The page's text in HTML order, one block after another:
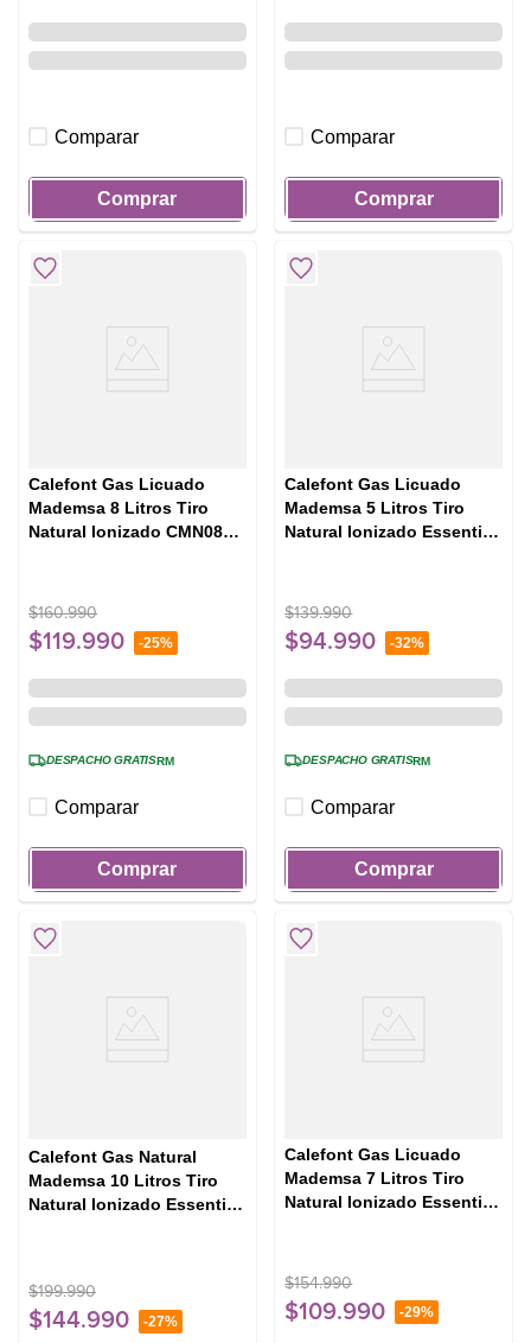
Comparar
Comprar
Comparar
Comprar
Calefont Gas Licuado
Mademsa 8 Litros Tiro
Natural Ionizado CMN08G
$160.990
$119.990 -25%
DESPACHO GRATISRM
Comparar
Comprar
Calefont Gas Licuado
Mademsa 5 Litros Tiro
Natural Ionizado Essential
$139.990
$94.990 -32%
DESPACHO GRATISRM
Comparar
Comprar
Calefont Gas Natural
Mademsa 10 Litros Tiro
Natural Ionizado Essential
$199.990
$144.990 -27%
Calefont Gas Licuado
Mademsa 7 Litros Tiro
Natural Ionizado Essential
$154.990
$109.990 -29%